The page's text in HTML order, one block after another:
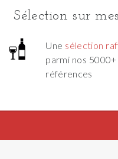
Sélection sur
Une sélection
parmi nos 5000+
références